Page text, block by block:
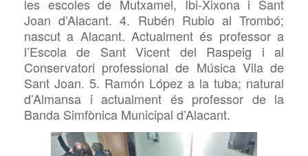
les escoles de Mutxamel, Ibi-Xixona i Sant
Joan d’Alacant. 4. Rubén Rubio al Trombó;
nascut a Alacant. Actualment és professor a
l’Escola de Sant Vicent del Raspeig i al
Conservatori professional de Música Vila de
Sant Joan. 5. Ramón López a la tuba; natural
d’Almansa i actualment és professor de la
Banda Simfònica Municipal d’Alacant.